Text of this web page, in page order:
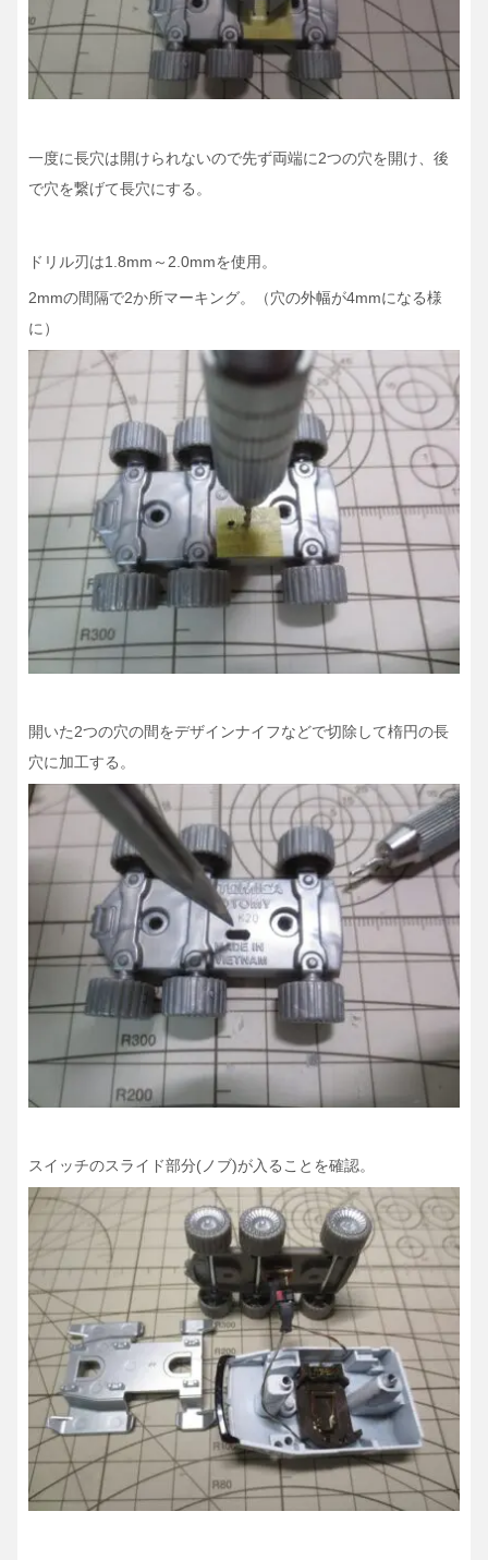
一度に長穴は開けられないので先ず両端に2つの穴を開け、後
で穴を繋げて長穴にする。
ドリル刃は1.8mm～2.0mmを使用。
2mmの間隔で2か所マーキング。（穴の外幅が4mmになる様
に）
開いた2つの穴の間をデザインナイフなどで切除して楕円の長
穴に加工する。
スイッチのスライド部分(ノブ)が入ることを確認。